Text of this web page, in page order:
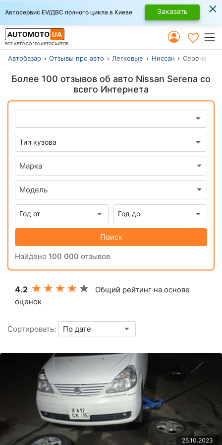
Автосервис EV/ДВС полного цикла в Киеве Заказать ×
ВСЕ АВТО СО 100 АВТОСАЙТОВ
Автобазар Отзывы про авто Легковые Ниссан Серена
Более 100 отзывов об авто Nissan Serena со
всего Интернета
Марка
Модель
Поиск
Найдено 100 000 отзывов
4.2
Общий рейтинг на основе
оценок
Сортировать:
25.10.2023